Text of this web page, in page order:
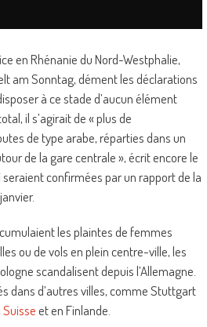
en Rhénanie du Nord-Westphalie,
am Sonntag, dément les déclarations
à ce stade d’aucun élément
il s’agirait de « plus de
de type arabe, réparties dans un
de la gare centrale », écrit encore le
confirmées par un rapport de la
les plaintes de femmes
ou de vols en plein centre-ville, les
scandalisent depuis l’Allemagne.
dans d’autres villes, comme Stuttgart
Suisseet en Finlande.